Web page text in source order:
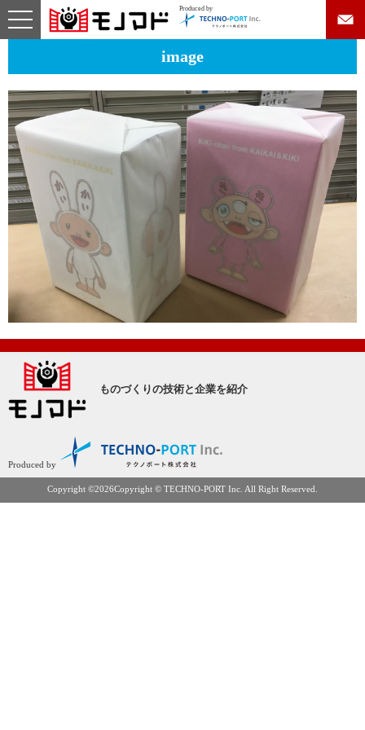
ン
テ
ン
ツ
へ
ス
キ
ッ
プ
toggle
navigation
Produced by
image
ものづくりの技術と企業を紹介
Produced by
Copyright ©2026Copyright © TECHNO-PORT Inc. All Right Reserved.